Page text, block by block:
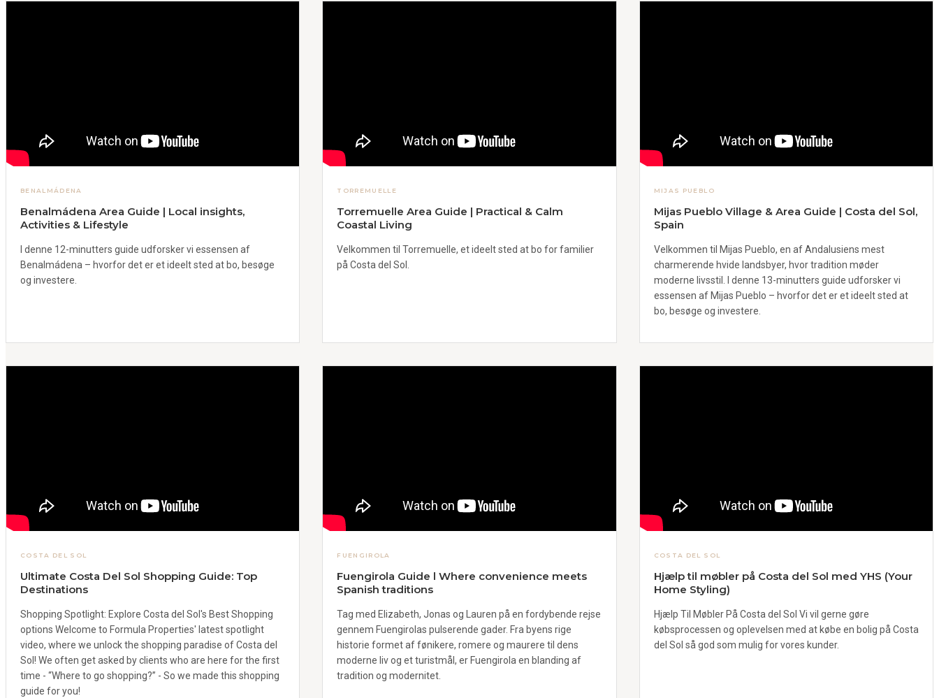
BENALMÁDENA
Benalmádena Area Guide | Local insights,
Activities & Lifestyle
I denne 12-minutters guide udforsker vi essensen af ​​
Benalmádena – hvorfor det er et ideelt sted at bo, besøge
og investere.
TORREMUELLE
Torremuelle Area Guide | Practical & Calm
Coastal Living
Velkommen til Torremuelle, et ideelt sted at bo for familier
på Costa del Sol.
MIJAS PUEBLO
Mijas Pueblo Village & Area Guide | Costa del Sol,
Spain
Velkommen til Mijas Pueblo, en af ​​Andalusiens mest
charmerende hvide landsbyer, hvor tradition møder
moderne livsstil. I denne 13-minutters guide udforsker vi
essensen af ​​Mijas Pueblo – hvorfor det er et ideelt sted at
bo, besøge og investere.
COSTA DEL SOL
Ultimate Costa Del Sol Shopping Guide: Top
Destinations
Shopping Spotlight: Explore Costa del Sol's Best Shopping
options Welcome to Formula Properties' latest spotlight
video, where we unlock the shopping paradise of Costa del
Sol! We often get asked by clients who are here for the first
time - “Where to go shopping?” - So we made this shopping
guide for you!
FUENGIROLA
Fuengirola Guide l Where convenience meets
Spanish traditions
Tag med Elizabeth, Jonas og Lauren på en fordybende rejse
gennem Fuengirolas pulserende gader. Fra byens rige
historie formet af fønikere, romere og maurere til dens
moderne liv og et turistmål, er Fuengirola en blanding af
tradition og modernitet.
COSTA DEL SOL
Hjælp til møbler på Costa del Sol med YHS (Your
Home Styling)
Hjælp Til Møbler På Costa del Sol Vi vil gerne gøre
købsprocessen og oplevelsen med at købe en bolig på Costa
del Sol så god som mulig for vores kunder.